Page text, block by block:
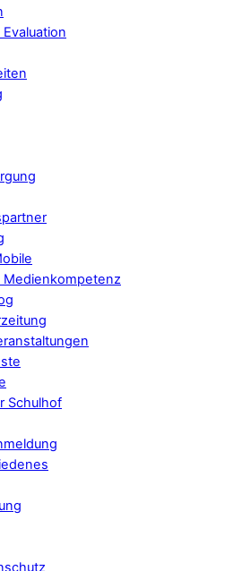
Medienkompetenz
Schulhof